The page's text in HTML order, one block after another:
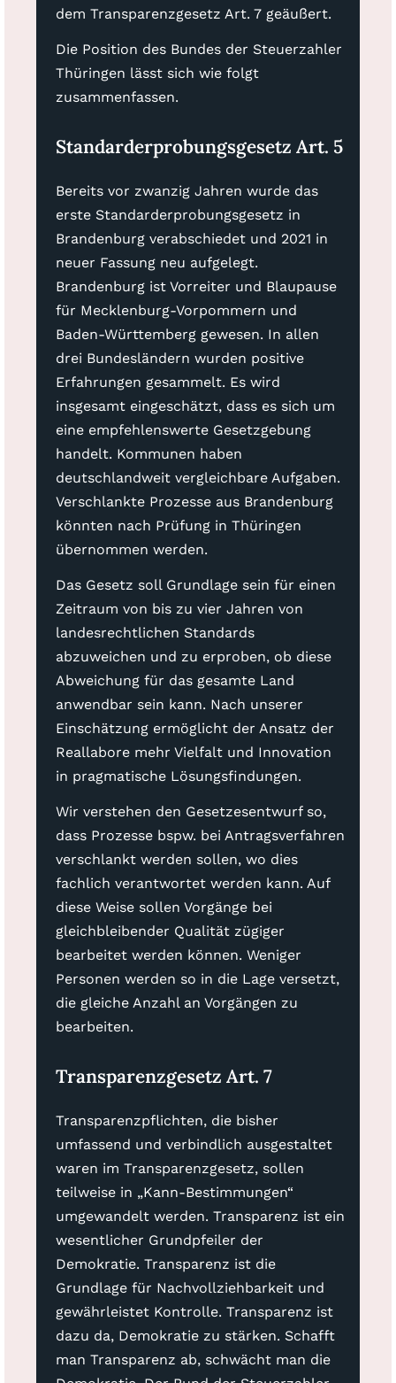
dem Transparenzgesetz Art. 7 geäußert.
Die Position des Bundes der Steuerzahler
Thüringen lässt sich wie folgt
zusammenfassen.
Standarderprobungsgesetz Art. 5
Bereits vor zwanzig Jahren wurde das
erste Standarderprobungsgesetz in
Brandenburg verabschiedet und 2021 in
neuer Fassung neu aufgelegt.
Brandenburg ist Vorreiter und Blaupause
für Mecklenburg-Vorpommern und
Baden-Württemberg gewesen. In allen
drei Bundesländern wurden positive
Erfahrungen gesammelt. Es wird
insgesamt eingeschätzt, dass es sich um
eine empfehlenswerte Gesetzgebung
handelt. Kommunen haben
deutschlandweit vergleichbare Aufgaben.
Verschlankte Prozesse aus Brandenburg
könnten nach Prüfung in Thüringen
übernommen werden.
Das Gesetz soll Grundlage sein für einen
Zeitraum von bis zu vier Jahren von
landesrechtlichen Standards
abzuweichen und zu erproben, ob diese
Abweichung für das gesamte Land
anwendbar sein kann. Nach unserer
Einschätzung ermöglicht der Ansatz der
Reallabore mehr Vielfalt und Innovation
in pragmatische Lösungsfindungen.
Wir verstehen den Gesetzesentwurf so,
dass Prozesse bspw. bei Antragsverfahren
verschlankt werden sollen, wo dies
fachlich verantwortet werden kann. Auf
diese Weise sollen Vorgänge bei
gleichbleibender Qualität zügiger
bearbeitet werden können. Weniger
Personen werden so in die Lage versetzt,
die gleiche Anzahl an Vorgängen zu
bearbeiten.
Transparenzgesetz Art. 7
Transparenzpflichten, die bisher
umfassend und verbindlich ausgestaltet
waren im Transparenzgesetz, sollen
teilweise in „Kann-Bestimmungen“
umgewandelt werden. Transparenz ist ein
wesentlicher Grundpfeiler der
Demokratie. Transparenz ist die
Grundlage für Nachvollziehbarkeit und
gewährleistet Kontrolle. Transparenz ist
dazu da, Demokratie zu stärken. Schafft
man Transparenz ab, schwächt man die